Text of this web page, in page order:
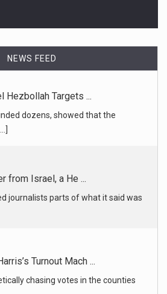
NEWS FEED
from Israel, a He ...
journalists parts of what it said was
Turnout Mach ...
chasing votes in the counties
were open to Donald J. Trump’s